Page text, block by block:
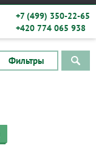
+7 (499) 350-22-65
+420 774 065 938
Фильтры